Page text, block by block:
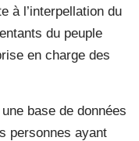
à l’interpellation du
du peuple
en charge des
base de données
personnes ayant